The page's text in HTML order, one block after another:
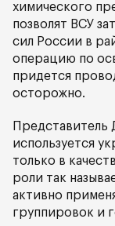
химического
позволят ВСУ
сил России в
операцию по
придется
осторожно.
Представитель
используется
только в
роли так
активно
группировок и